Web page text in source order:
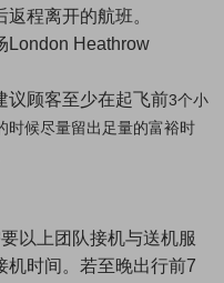
程离开的航班。
London Heathrow
议顾客至少在起飞前3个小
时候尽量留出足量的富裕时
以上团队接机与送机服
机时间。若至晚出行前7